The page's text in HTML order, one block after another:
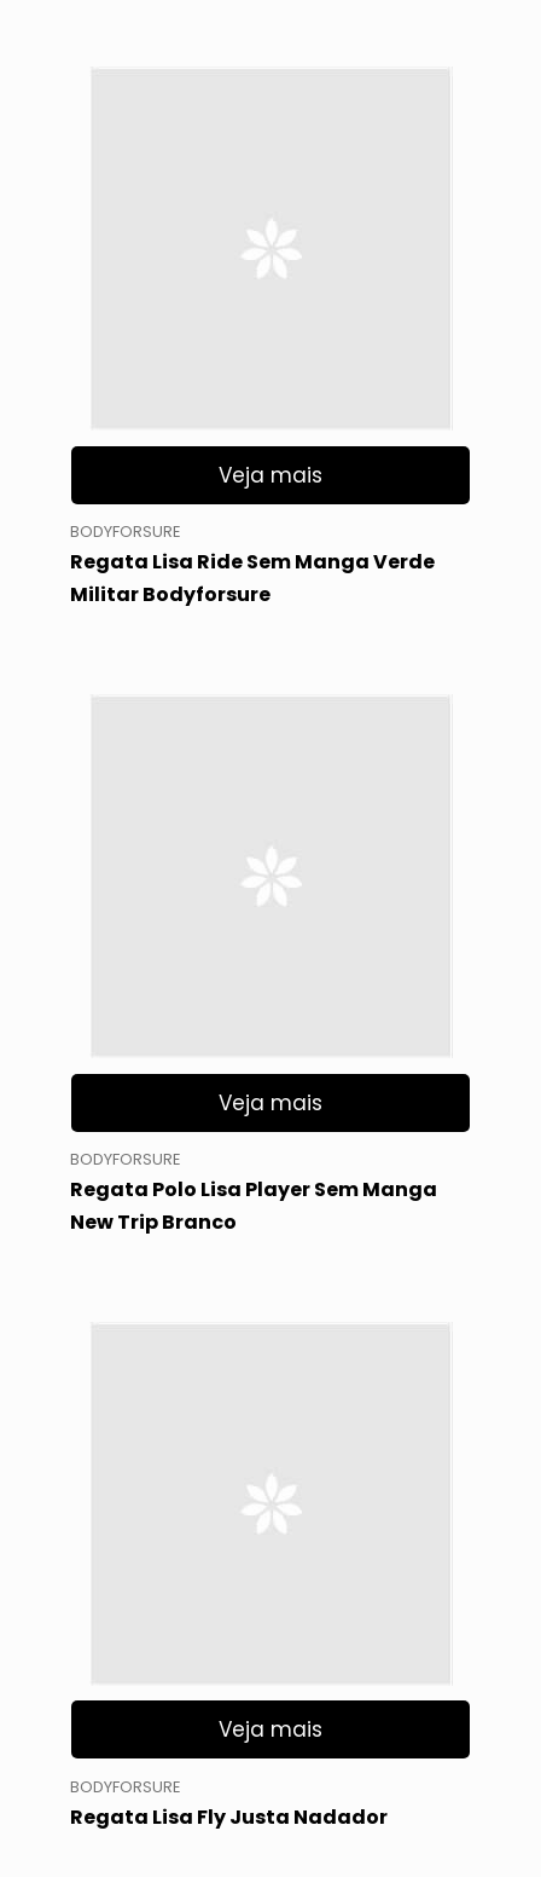
Veja mais
BODYFORSURE
Regata Lisa Ride Sem Manga Verde
Militar Bodyforsure
Veja mais
BODYFORSURE
Regata Polo Lisa Player Sem Manga
New Trip Branco
Veja mais
BODYFORSURE
Regata Lisa Fly Justa Nadador